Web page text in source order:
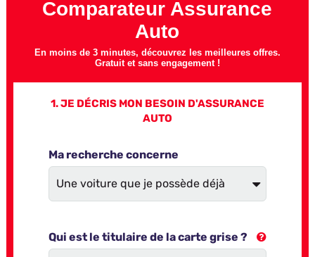
Comparateur Assurance
Auto
En moins de 3 minutes, découvrez les meilleures offres.
Gratuit et sans engagement !